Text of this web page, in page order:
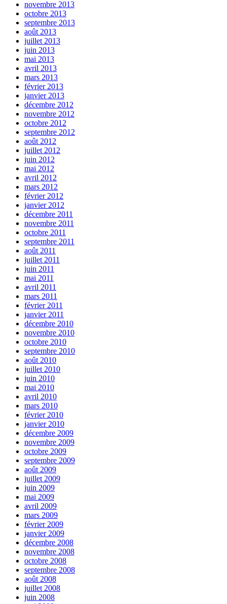
novembre 2013
octobre 2013
septembre 2013
août 2013
juillet 2013
juin 2013
mai 2013
avril 2013
mars 2013
février 2013
janvier 2013
décembre 2012
novembre 2012
octobre 2012
septembre 2012
août 2012
juillet 2012
juin 2012
mai 2012
avril 2012
mars 2012
février 2012
janvier 2012
décembre 2011
novembre 2011
octobre 2011
septembre 2011
août 2011
juillet 2011
juin 2011
mai 2011
avril 2011
mars 2011
février 2011
janvier 2011
décembre 2010
novembre 2010
octobre 2010
septembre 2010
août 2010
juillet 2010
juin 2010
mai 2010
avril 2010
mars 2010
février 2010
janvier 2010
décembre 2009
novembre 2009
octobre 2009
septembre 2009
août 2009
juillet 2009
juin 2009
mai 2009
avril 2009
mars 2009
février 2009
janvier 2009
décembre 2008
novembre 2008
octobre 2008
septembre 2008
août 2008
juillet 2008
juin 2008